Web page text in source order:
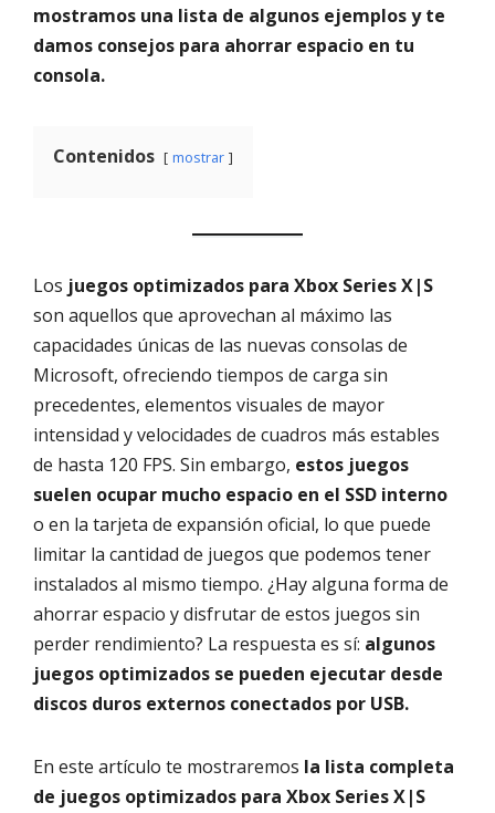
mostramos una lista de algunos ejemplos y te
damos consejos para ahorrar espacio en tu
consola.
Contenidos mostrar
Los juegos optimizados para Xbox Series X|S
son aquellos que aprovechan al máximo las
capacidades únicas de las nuevas consolas de
Microsoft, ofreciendo tiempos de carga sin
precedentes, elementos visuales de mayor
intensidad y velocidades de cuadros más estables
de hasta 120 FPS. Sin embargo, estos juegos
suelen ocupar mucho espacio en el SSD interno
o en la tarjeta de expansión oficial, lo que puede
limitar la cantidad de juegos que podemos tener
instalados al mismo tiempo. ¿Hay alguna forma de
ahorrar espacio y disfrutar de estos juegos sin
perder rendimiento? La respuesta es sí: algunos
juegos optimizados se pueden ejecutar desde
discos duros externos conectados por USB.
En este artículo te mostraremos la lista completa
de juegos optimizados para Xbox Series X|S